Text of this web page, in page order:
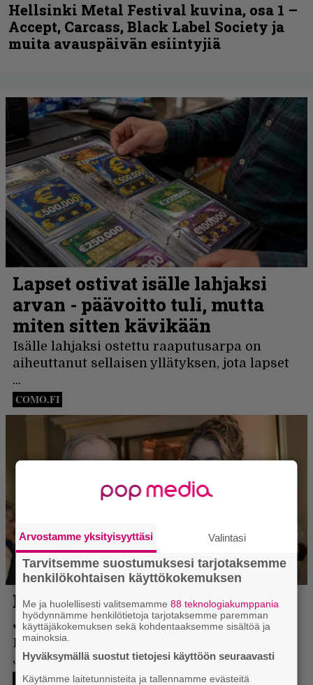
Hellsinki Metal Festival kuvina, osa 1 –
Accept, Carcass, Black Label Society ja
muita avauspäivän esiintyjiä
Arvostamme yksityisyyttäsi Valintasi
Tarvitsemme suostumuksesi tarjotaksemme
henkilökohtaisen käyttökokemuksen
Me ja huolellisesti valitsemamme88 teknologiakumppania
hyödynnämme henkilötietoja tarjotaksemme paremman
käyttäjäkokemuksen sekä kohdentaaksemme sisältöä ja
mainoksia.
Hyväksymällä suostut tietojesi käyttöön seuraavasti
Käytämme laitetunnisteita ja tallennamme evästeitä